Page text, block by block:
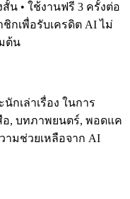
น • ใช้งานฟรี 3 ครั้งต่อ
กเพื่อรับเครดิต AI ไม่
ต้น
กเล่าเรื่อง ในการ
อ, บทภาพยนตร์, พอดแค
ามช่วยเหลือจาก AI